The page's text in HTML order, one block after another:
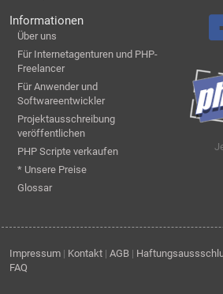
Informationen
Über uns
Für Internetagenturen und PHP-
Freelancer
Für Anwender und
Softwareentwickler
Projektausschreibung
veröffentlichen
PHP Scripte verkaufen
* Unsere Preise
Glossar
Impressum | Kontakt | AGB |
FAQ